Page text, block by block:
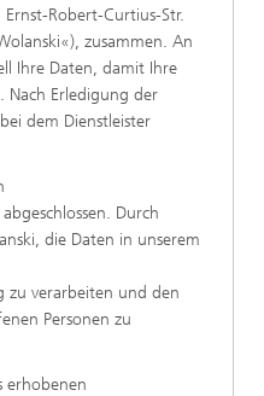
Robert-Curtius-Str.
zusammen. An
Ihre Daten, damit Ihre
Nach Erledigung der
dem Dienstleister
Durch
die Daten in unserem
zu verarbeiten und den
Personen zu
erhobenen